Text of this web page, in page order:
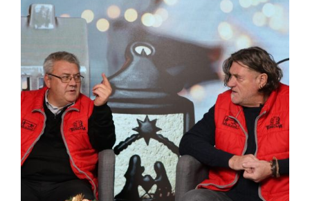
skupine. Ime skupine je...